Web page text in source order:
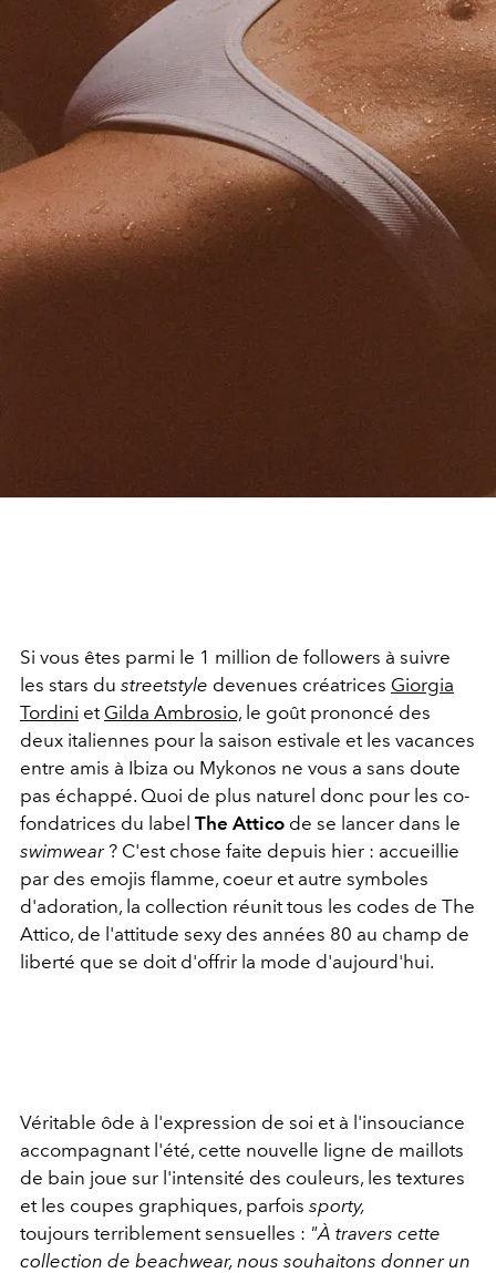
Si vous êtes parmi le 1 million de followers à suivre
les stars du streetstyle devenues créatrices Giorgia
Tordini et Gilda Ambrosio, le goût prononcé des
deux italiennes pour la saison estivale et les vacances
entre amis à Ibiza ou Mykonos ne vous a sans doute
pas échappé. Quoi de plus naturel donc pour les co-
fondatrices du label The Attico de se lancer dans le
swimwear ? C'est chose faite depuis hier : accueillie
par des emojis flamme, coeur et autre symboles
d'adoration, la collection réunit tous les codes de The
Attico, de l'attitude sexy des années 80 au champ de
liberté que se doit d'offrir la mode d'aujourd'hui.
Véritable ôde à l'expression de soi et à l'insouciance
accompagnant l'été, cette nouvelle ligne de maillots
de bain joue sur l'intensité des couleurs, les textures
et les coupes graphiques, parfois sporty,
toujours terriblement sensuelles : "À travers cette
collection de beachwear, nous souhaitons donner un